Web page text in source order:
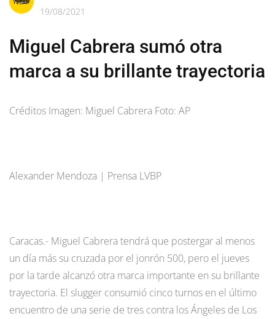
19/08/2021
Miguel Cabrera sumó otra
marca a su brillante trayectoria
Créditos Imagen: Miguel Cabrera Foto: AP
Alexander Mendoza | Prensa LVBP
Caracas.- Miguel Cabrera tendrá que postergar al menos
un día más su cruzada por el jonrón 500, pero el jueves
por la tarde alcanzó otra marca importante en su brillante
trayectoria. El slugger consumió cinco turnos en el último
encuentro de una serie de tres contra los Ángeles de Los